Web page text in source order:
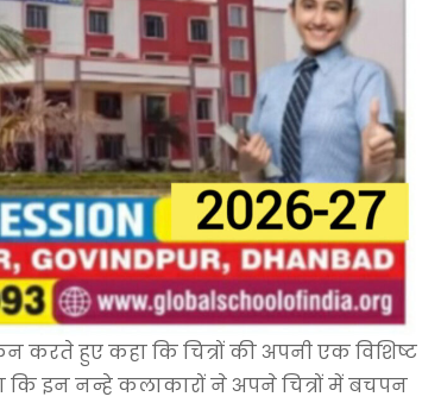
करते हुए कहा कि चित्रों की अपनी एक विशिष्ट
कि इन नन्हे कलाकारों ने अपने चित्रों में बचपन